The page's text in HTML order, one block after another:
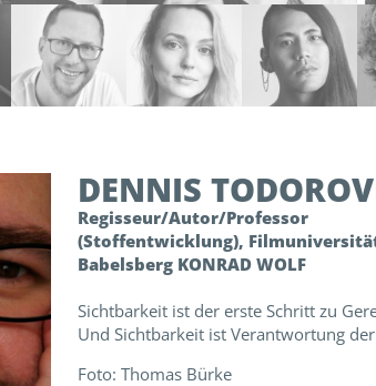
DENNIS
Regisseur/Autor/Professor
(Stoffentwicklung),
Babelsberg KONRAD WOLF
Sichtbarkeit ist der erste Schritt zu
Und Sichtbarkeit ist Verantwortung
Foto: Thomas Bürke